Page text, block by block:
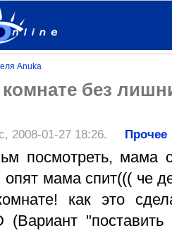
Anuka
без
2008-01-27 18:26. Прочее
посмотреть, мама
мама спит((( че
как это
(Вариант